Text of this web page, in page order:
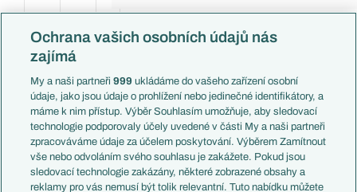
00:49
bys vzal miato nej at se taky zasmeju..
Zase klasika..polovina lidi nadava jak
dostaneme 3x klepec..tak si ohraju tyhle
kluky..A je mi jasny ze Koubek ho moc
hrat nebude..ale ja bych ho proste vzal.
nevim jestli nam daj treba Visinsky, Beran
Ochrana vašich osobních údajů nás
zajímá
My a naši partneři999 ukládáme do vašeho zařízení osobní
údaje, jako jsou údaje o prohlížení nebo jedinečné identifikátory, a
máme k nim přístup. Výběr Souhlasím umožňuje, aby sledovací
technologie podporovaly účely uvedené v části My a naši partneři
zpracováváme údaje za účelem poskytování. Výběrem Zamítnout
vše nebo odvoláním svého souhlasu je zakážete. Pokud jsou
sledovací technologie zakázány, některé zobrazené obsahy a
reklamy pro vás nemusí být tolik relevantní. Tuto nabídku můžete